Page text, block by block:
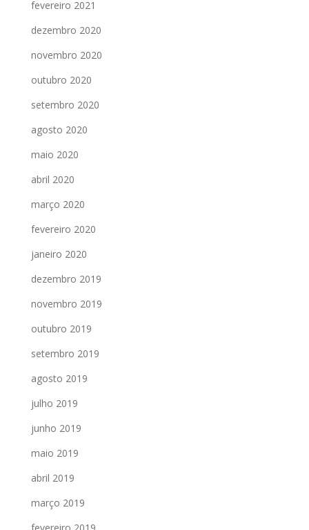
fevereiro 2021
dezembro 2020
novembro 2020
outubro 2020
setembro 2020
agosto 2020
maio 2020
abril 2020
março 2020
fevereiro 2020
janeiro 2020
dezembro 2019
novembro 2019
outubro 2019
setembro 2019
agosto 2019
julho 2019
junho 2019
maio 2019
abril 2019
março 2019